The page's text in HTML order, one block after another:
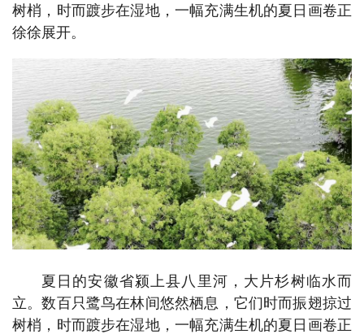
树梢，时而踱步在湿地，一幅充满生机的夏日画卷正
徐徐展开。
夏日的安徽省颍上县八里河，大片杉树临水而
立。数百只鹭鸟在林间悠然栖息，它们时而振翅掠过
树梢，时而踱步在湿地，一幅充满生机的夏日画卷正